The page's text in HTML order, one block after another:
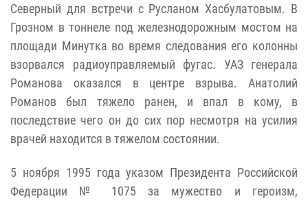
Северный для встречи с Русланом Хасбулатовым. В
Грозном в тоннеле под железнодорожным мостом на
площади Минутка во время следования его колонны
взорвался радиоуправляемый фугас. УАЗ генерала
Романова оказался в центре взрыва. Анатолий
Романов был тяжело ранен, и впал в кому, в
последствие чего он до сих пор несмотря на усилия
врачей находится в тяжелом состоянии.
5 ноября 1995 года указом Президента Российской
Федерации № 1075 за мужество и героизм,